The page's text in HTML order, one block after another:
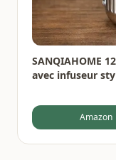
SANQIAHOME
avec infuseur
Amazon